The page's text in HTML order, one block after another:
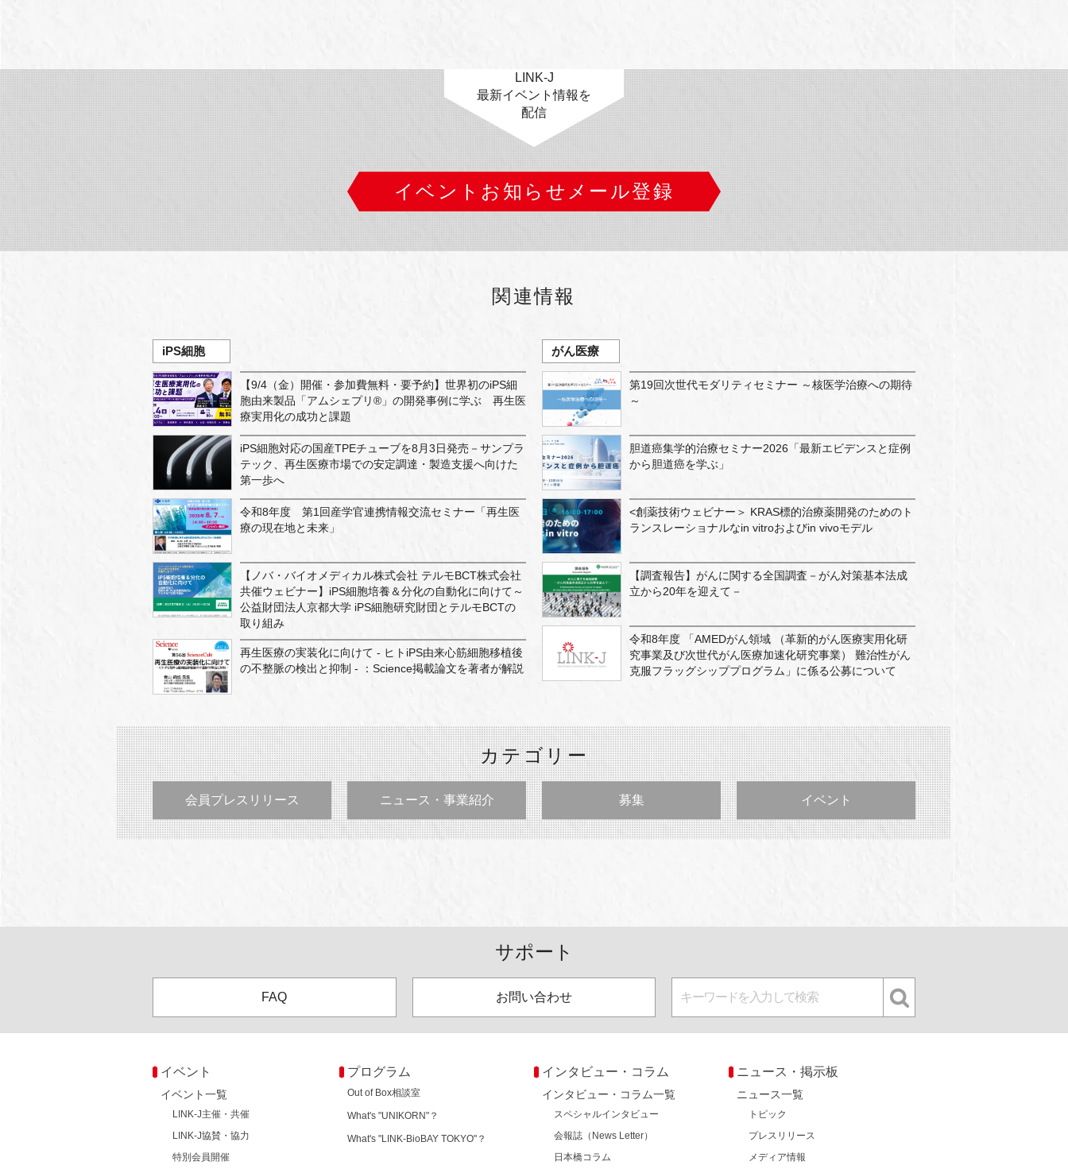
LINK-J
最新イベント情報を
配信
イベントお知らせメール登録
関連情報
iPS細胞
【9/4（金）開催・参加費無料・要予約】世界初のiPS細
胞由来製品「アムシェプリ®」の開発事例に学ぶ 再生医
療実用化の成功と課題
iPS細胞対応の国産TPEチューブを8月3日発売－サンプラ
テック、再生医療市場での安定調達・製造支援へ向けた
第一歩へ
令和8年度 第1回産学官連携情報交流セミナー「再生医
療の現在地と未来」
【ノバ・バイオメディカル株式会社 テルモBCT株式会社
共催ウェビナー】iPS細胞培養＆分化の自動化に向けて～
公益財団法人京都大学 iPS細胞研究財団とテルモBCTの
取り組み
再生医療の実装化に向けて - ヒトiPS由来心筋細胞移植後
の不整脈の検出と抑制 - ：Science掲載論文を著者が解説
がん医療
第19回次世代モダリティセミナー ～核医学治療への期待
～
胆道癌集学的治療セミナー2026「最新エビデンスと症例
から胆道癌を学ぶ」
<創薬技術ウェビナー＞ KRAS標的治療薬開発のためのト
ランスレーショナルなin vitroおよびin vivoモデル
【調査報告】がんに関する全国調査－がん対策基本法成
立から20年を迎えて－
令和8年度 「AMEDがん領域 （革新的がん医療実用化研
究事業及び次世代がん医療加速化研究事業） 難治性がん
克服フラッグシッププログラム」に係る公募について
カテゴリー
会員プレスリリース ニュース・事業紹介 募集 イベント
サポート
FAQ お問い合わせ
イベント
イベント一覧
LINK-J主催・共催
LINK-J協賛・協力
特別会員開催
プログラム
Out of Box相談室
What's "UNIKORN"？
What's "LINK-BioBAY TOKYO"？
インタビュー・コラム
インタビュー・コラム一覧
スペシャルインタビュー
会報誌（News Letter）
日本橋コラム
ニュース・掲示板
ニュース一覧
トピック
プレスリリース
メディア情報